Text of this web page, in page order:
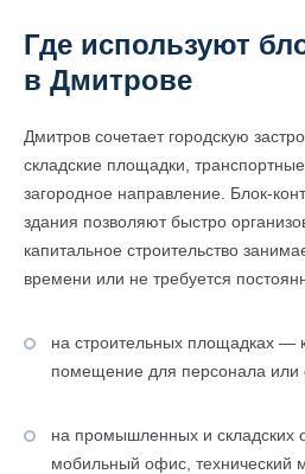
Где используют
в Дмитрове
Дмитров сочетает городскую
складские площадки,
загородное направление. Блок-
здания позволяют быстро
капитальное строительство
времени или не требуется
на строительных площадках —
помещение для персонала или
на промышленных и складских
мобильный офис, технический